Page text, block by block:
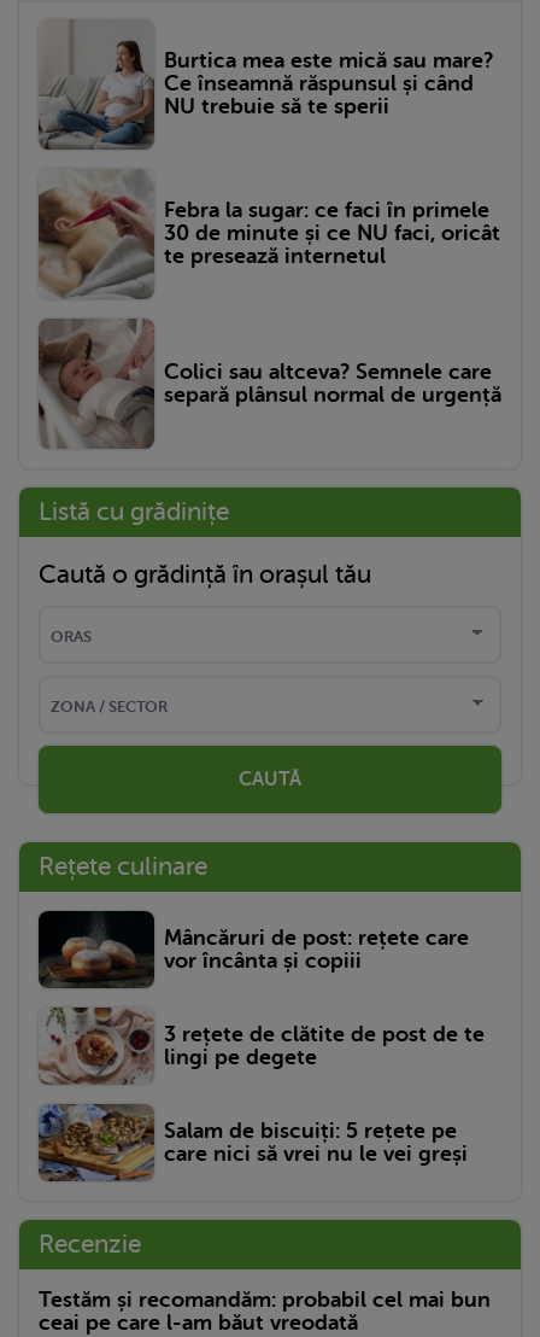
Burtica mea este mică sau mare?
Ce înseamnă răspunsul și când
NU trebuie să te sperii
Febra la sugar: ce faci în primele
30 de minute și ce NU faci, oricât
te presează internetul
Colici sau altceva? Semnele care
separă plânsul normal de urgență
Listă cu grădinițe
Caută o grădință în orașul tău
CAUTĂ
Rețete culinare
Mâncăruri de post: rețete care
vor încânta și copiii
3 rețete de clătite de post de te
lingi pe degete
Salam de biscuiți: 5 rețete pe
care nici să vrei nu le vei greși
Recenzie
Testăm și recomandăm: probabil cel mai bun
ceai pe care l-am băut vreodată